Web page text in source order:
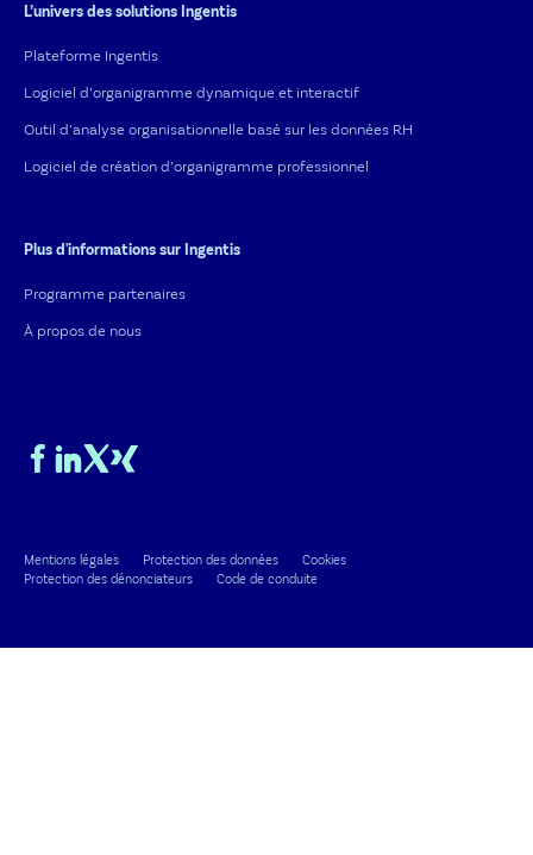
L’univers des solutions Ingentis
Plateforme Ingentis
Logiciel d’organigramme dynamique et interactif
Outil d’analyse organisationnelle basé sur les données RH
Logiciel de création d’organigramme professionnel
Plus d'informations sur Ingentis
Programme partenaires
À propos de nous
Mentions légales Protection des données
Cookies
Protection des dénonciateurs
Code de conduite